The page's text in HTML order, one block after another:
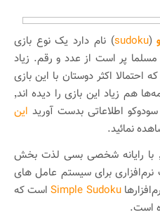
(
sudoku) نام دارد یک نوع بازی
پر است از عدد و رقم. زیاد
اکثر دوستان با این بازی
آشنایی دارند و در مجله‌ها و روزنامه‌ها هم زیاد این بازی را دیده اند٬
اطلاعاتی بدست آورید این
نمائید.
اما از آنجا که سودوکو بازی کردن٬ با رایانه شخصی بسی لذت بخش
نرم‌افزاری برای سیستم عامل های
Simple Sudokuاست که
است.